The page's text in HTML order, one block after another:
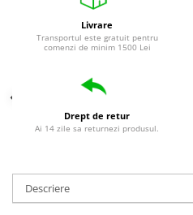
Livrare
Transportul este gratuit pentru
comenzi de minim 1500 Lei
Drept de retur
Ai 14 zile sa returnezi produsul.
Descriere